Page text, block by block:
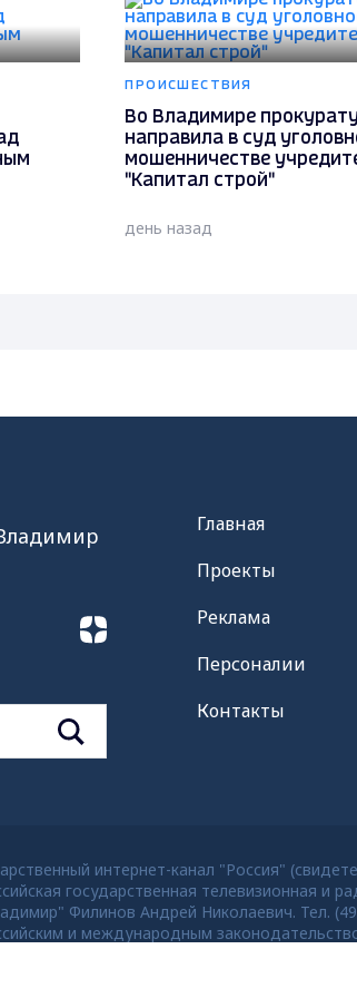
ПРОИСШЕСТВИЯ
Во Владимире
направила в суд
мошенничестве
"Капитал строй"
день назад
Главная
Проекты
Реклама
Персоналии
Контакты
интернет-канал "Россия"
государственная телевизионная
Филинов Андрей Николаевич. Тел.
и международным